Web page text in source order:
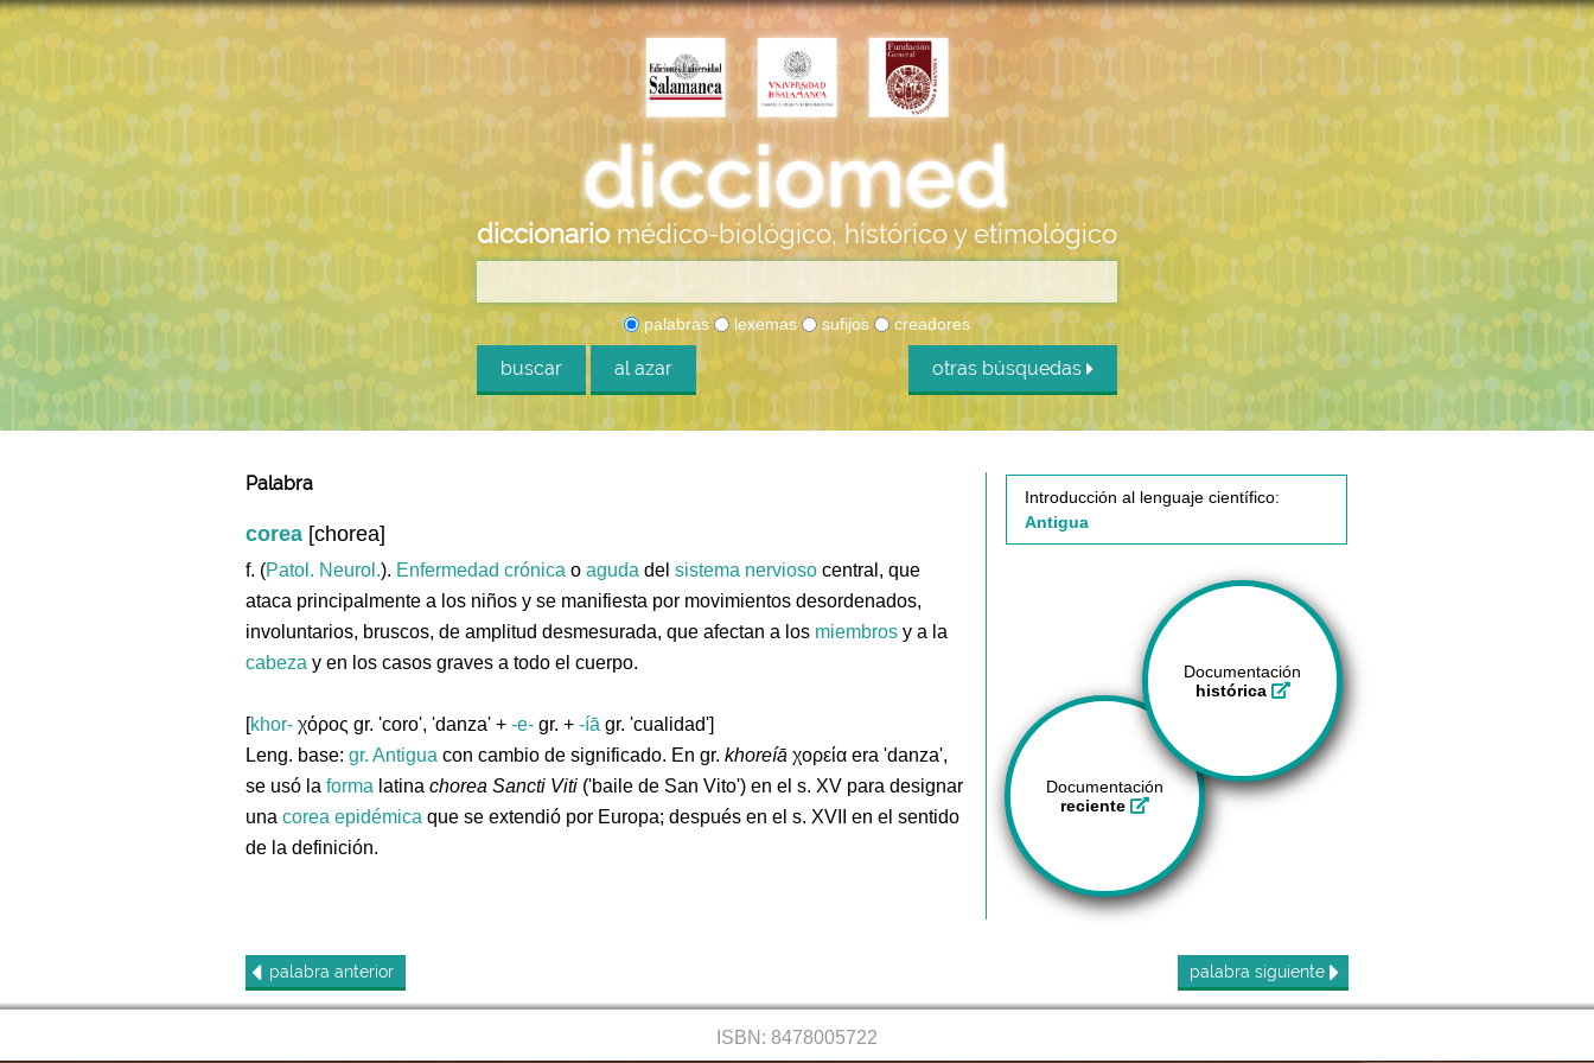
diccionario médico-biológico, histórico y etimológico
palabras lexemas sufijos creadores
buscar al azar otras búsquedas
Palabra
corea [chorea]
f. (Patol. Neurol.). Enfermedad crónica o aguda del sistema nervioso central, que
ataca principalmente a los niños y se manifiesta por movimientos desordenados,
involuntarios, bruscos, de amplitud desmesurada, que afectan a los miembros y a la
cabeza y en los casos graves a todo el cuerpo.
[khor- χόρος gr. 'coro', 'danza' + -e- gr. + -íā gr. 'cualidad']
Leng. base: gr. Antigua con cambio de significado. En gr. khoreíā χορεία era 'danza',
se usó la forma latina chorea Sancti Viti ('baile de San Vito') en el s. XV para designar
una corea epidémica que se extendió por Europa; después en el s. XVII en el sentido
de la definición.
Introducción al lenguaje científico:
Antigua
Documentación
histórica
Documentación
reciente
palabra anterior palabra siguiente
ISBN: 8478005722